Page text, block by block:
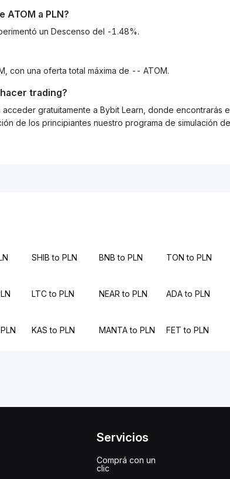
ATOM a PLN?
un Descenso del -1.48%.
con una oferta total máxima de -- ATOM.
trading?
gratuitamente a Bybit Learn, donde encontrarás
de los principiantes nuestro programa de simulación
SHIB to PLN BNB to PLN TON to PLN
LTC to PLN NEAR to PLN ADA to PLN
KAS to PLN MANTA to PLN FET to PLN
Servicios
Comprá con un
clic